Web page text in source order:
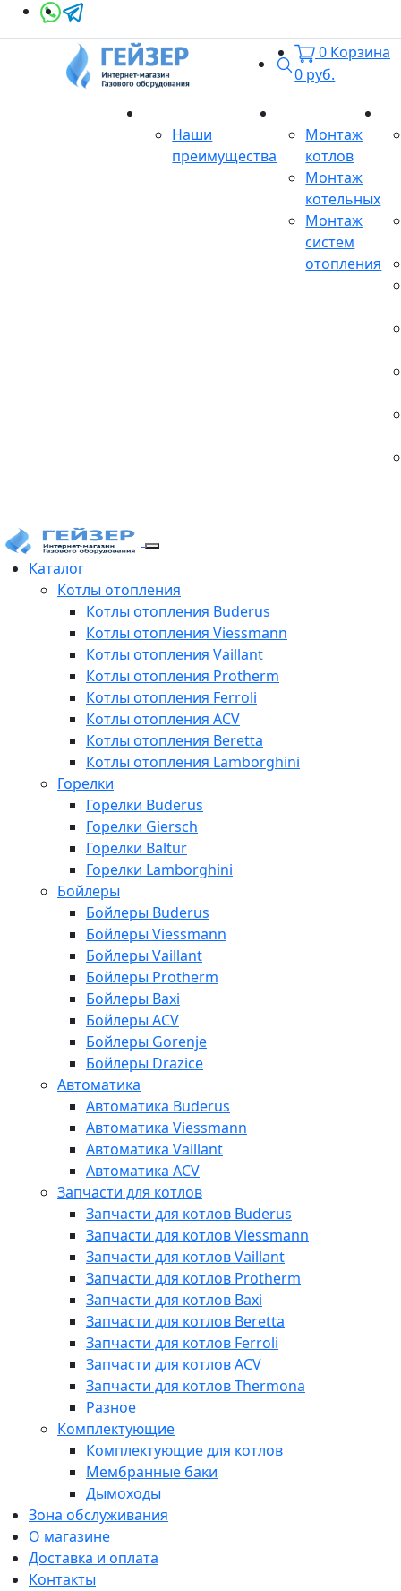
Поиск
0 Корзина
0 руб.
Наши
преимущества
Монтаж
котлов
Монтаж
котельных
Монтаж
систем
отопления
Каталог
Котлы отопления
Котлы отопления Buderus
Котлы отопления Viessmann
Котлы отопления Vaillant
Котлы отопления Protherm
Котлы отопления Ferroli
Котлы отопления ACV
Котлы отопления Beretta
Котлы отопления Lamborghini
Горелки
Горелки Buderus
Горелки Giersch
Горелки Baltur
Горелки Lamborghini
Бойлеры
Бойлеры Buderus
Бойлеры Viessmann
Бойлеры Vaillant
Бойлеры Protherm
Бойлеры Baxi
Бойлеры ACV
Бойлеры Gorenje
Бойлеры Drazice
Автоматика
Автоматика Buderus
Автоматика Viessmann
Автоматика Vaillant
Автоматика ACV
Запчасти для котлов
Запчасти для котлов Buderus
Запчасти для котлов Viessmann
Запчасти для котлов Vaillant
Запчасти для котлов Protherm
Запчасти для котлов Baxi
Запчасти для котлов Beretta
Запчасти для котлов Ferroli
Запчасти для котлов ACV
Запчасти для котлов Thermona
Разное
Комплектующие
Комплектующие для котлов
Мембранные баки
Дымоходы
Зона обслуживания
О магазине
Доставка и оплата
Контакты